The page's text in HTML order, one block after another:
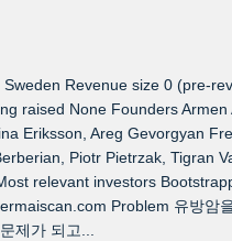
Revenue size 0 (pre-
raised None Founders Armen
Eriksson, Areg Gevorgyan
Piotr Pietrzak, Tigran
relevant investors
Problem 유방암
제가 되고...